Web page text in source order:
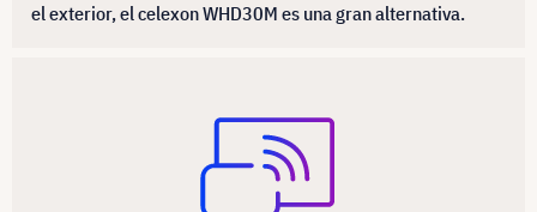
el exterior, el celexon WHD30M es una gran alternativa.